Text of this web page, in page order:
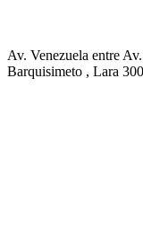
Av. Venezuela entre
Barquisimeto , Lara